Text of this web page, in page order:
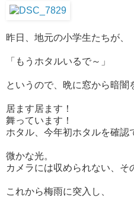
昨日、地元の小学生たちが、
「もうホタルいるで～」
というので、晩に窓から暗闇
居ます居ます！
舞っています！
ホタル、今年初ホタルを確認
微かな光。
カメラには収められない、そ
これから梅雨に突入し、